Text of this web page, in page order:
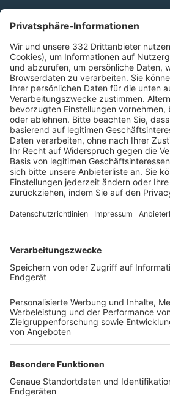
Kontakt
HÄUFIG BESUCHTE SEITEN
Pässe und Vereinswechsel
Trainerausbildung
Schulungsangebot Vereinsmitarbeiter
BFV-Geschäftsstellen
Trainerbörse
Login SpielPlus
FOLGE DEM BFV
TOP-VEREINE
TOP-PARTNER